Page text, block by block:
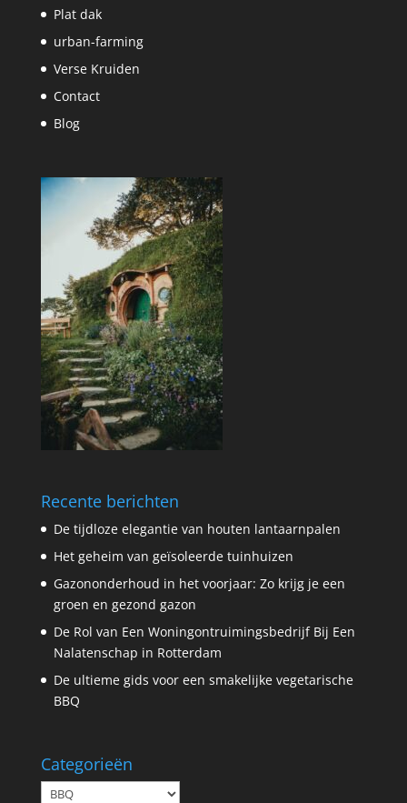
Plat dak
urban-farming
Verse Kruiden
Contact
Blog
Recente berichten
De tijdloze elegantie van houten lantaarnpalen
Het geheim van geïsoleerde tuinhuizen
Gazononderhoud in het voorjaar: Zo krijg je een
groen en gezond gazon
De Rol van Een Woningontruimingsbedrijf Bij Een
Nalatenschap in Rotterdam
De ultieme gids voor een smakelijke vegetarische
BBQ
Categorieën
Categorieën